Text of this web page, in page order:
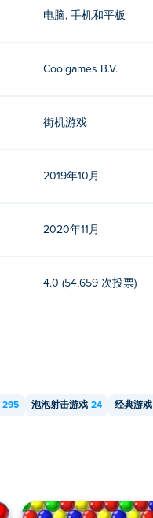
电脑, 手机和平板
Coolgames B.V.
街机游戏
2019年10月
2020年11月
4.0 (54,659 次投票)
295 泡泡射击游戏 24 经典游戏